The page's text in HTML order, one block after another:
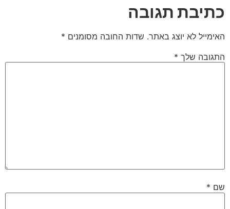
כתיבת תגובה
האימייל לא יוצג באתר. שדות החובה מסומנים *
התגובה שלך *
שם *